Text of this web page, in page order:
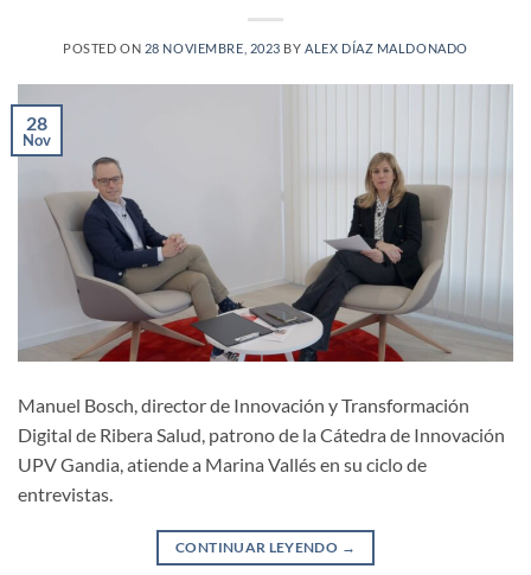
POSTED ON 28 NOVIEMBRE, 2023 BYALEX DÍAZ MALDONADO
28
Nov
Manuel Bosch, director de Innovación y Transformación
Digital de Ribera Salud, patrono de la Cátedra de Innovación
UPV Gandia, atiende a Marina Vallés en su ciclo de
entrevistas.
CONTINUAR LEYENDO →